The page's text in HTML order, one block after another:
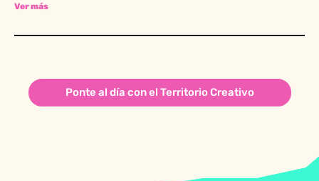
Ver más
Ponte al día con el Territorio Creativo